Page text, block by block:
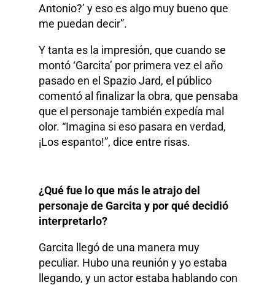
Antonio?’ y eso es algo muy bueno que
me puedan decir”.
Y tanta es la impresión, que cuando se
montó ‘Garcita’ por primera vez el año
pasado en el Spazio Jard, el público
comentó al finalizar la obra, que pensaba
que el personaje también expedía mal
olor. “Imagina si eso pasara en verdad,
¡Los espanto!”, dice entre risas.
¿Qué fue lo que más le atrajo del
personaje de Garcita y por qué decidió
interpretarlo?
Garcita llegó de una manera muy
peculiar. Hubo una reunión y yo estaba
llegando, y un actor estaba hablando con